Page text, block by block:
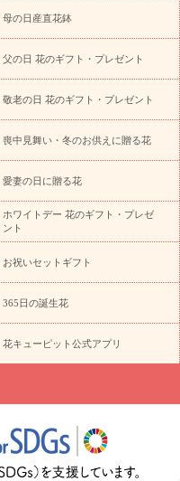
・快気祝い
フラワー
悔やみの花
四十九日法要以
のお供えフラワー
お盆（新
お見舞い
お取り寄せギフト
ミディ胡蝶蘭
プリザーブ
レンジメント 花束
スタ
胡蝶蘭 胡蝶蘭・花鉢
お供え
世界初の青色胡蝶蘭
プリザーブドフラワー
トギフト
セミオーダー
花とみどりのeギフト
イエローオレンジ
レッ
コキキョウ
い・4000円～
お祝い・
い・ 10000円～
お供え・お
お祝いを贈るときのマナー・
ム一覧
誕生日のお花を「色
算相場 出産祝いお役立ち情
母の日産直花鉢
父の日 花のギフト・プレゼント
敬老の日 花のギフト・プレゼント
喪中見舞い・冬のお供えに贈る花
愛妻の日に贈る花
ホワイトデー 花のギフト・プレゼ
ント
お祝いセットギフト
365日の誕生花
花キューピット公式アプリ